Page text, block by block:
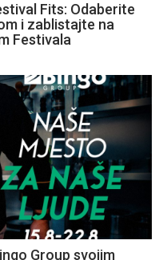
Fits: Odaberite
i zablistajte na
Festivala
Group svojim